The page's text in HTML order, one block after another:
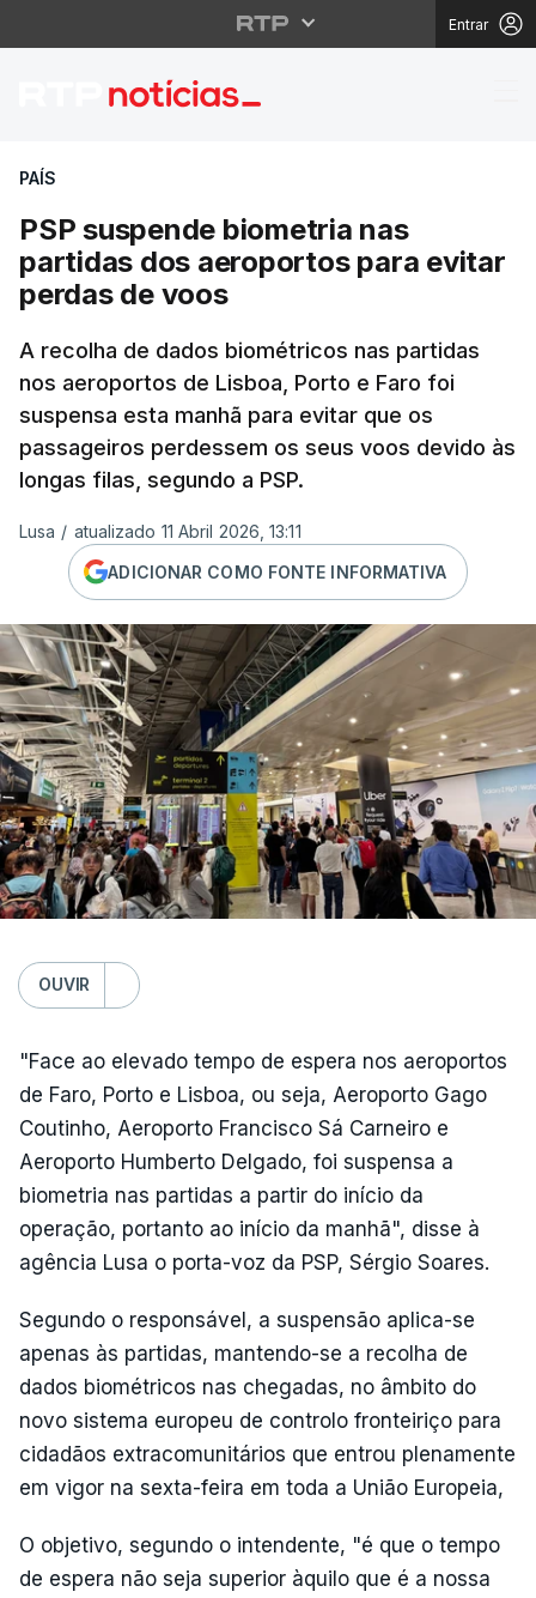
Entrar
PSP suspende
PAÍS
PSP suspende biometria nas
partidas dos aeroportos para evitar
perdas de voos
A recolha de dados biométricos nas partidas
nos aeroportos de Lisboa, Porto e Faro foi
suspensa esta manhã para evitar que os
passageiros perdessem os seus voos devido às
longas filas, segundo a PSP.
Lusa / atualizado 11 Abril 2026, 13:11
ADICIONAR COMO FONTE INFORMATIVA
OUVIR
"Face ao elevado tempo de espera nos aeroportos
de Faro, Porto e Lisboa, ou seja, Aeroporto Gago
Coutinho, Aeroporto Francisco Sá Carneiro e
Aeroporto Humberto Delgado, foi suspensa a
biometria nas partidas a partir do início da
operação, portanto ao início da manhã", disse à
agência Lusa o porta-voz da PSP, Sérgio Soares.
Segundo o responsável, a suspensão aplica-se
apenas às partidas, mantendo-se a recolha de
dados biométricos nas chegadas, no âmbito do
novo sistema europeu de controlo fronteiriço para
cidadãos extracomunitários que entrou plenamente
em vigor na sexta-feira em toda a União Europeia,
O objetivo, segundo o intendente, "é que o tempo
de espera não seja superior àquilo que é a nossa